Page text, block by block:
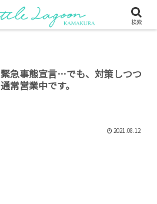
緊急事態宣言…でも、対策しつつ
通常営業中です。
2021.08.12
検索